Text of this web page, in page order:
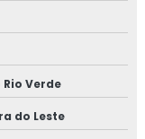
Rio Verde
do Leste